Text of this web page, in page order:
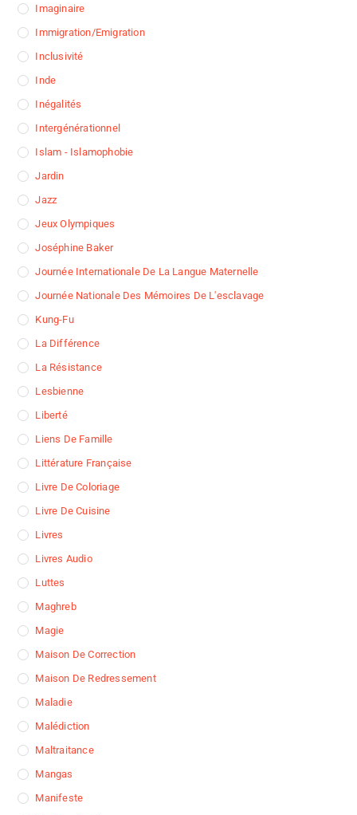
Imaginaire
Immigration/Emigration
Inclusivité
Inde
Inégalités
Intergénérationnel
Islam - Islamophobie
Jardin
Jazz
Jeux Olympiques
Joséphine Baker
Journée Internationale De La Langue Maternelle
Journée Nationale Des Mémoires De L'esclavage
Kung-Fu
La Différence
La Résistance
Lesbienne
Liberté
Liens De Famille
Littérature Française
Livre De Coloriage
Livre De Cuisine
Livres
Livres Audio
Luttes
Maghreb
Magie
Maison De Correction
Maison De Redressement
Maladie
Malédiction
Maltraitance
Mangas
Manifeste